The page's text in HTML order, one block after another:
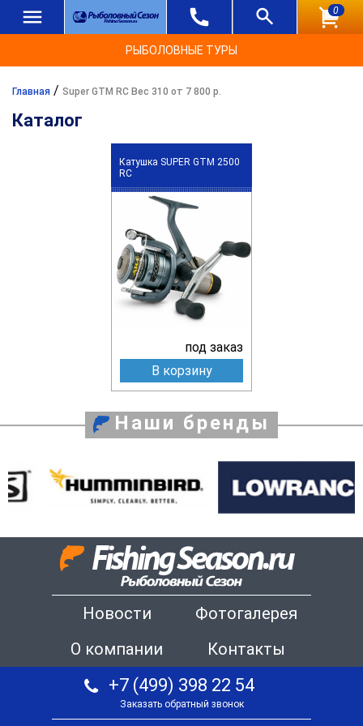
0
РЫБОЛОВНЫЕ ТУРЫ
Главная / Super GTM RC Вес 310 от 7 800 р.
Каталог
Катушка SUPER GTM 2500
RC
под заказ
В корзину
Наши бренды
Новости
Фотогалерея
О компании
Контакты
+7 (499) 398 22 54
Заказать обратный звонок